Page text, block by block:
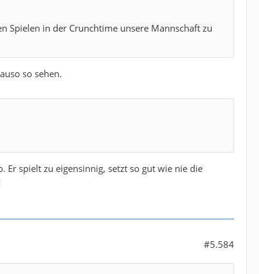
Spielen in der Crunchtime unsere Mannschaft zu
so sehen.
spielt zu eigensinnig, setzt so gut wie nie die
#5.584